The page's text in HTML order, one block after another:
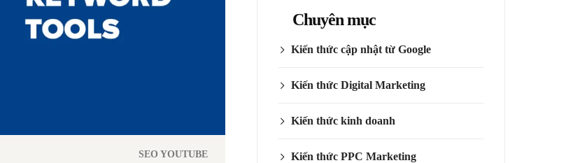
SEO YOUTUBE
Chuyên mục
Kiến thức cập nhật từ Google
Kiến thức Digital Marketing
Kiến thức kinh doanh
Kiến thức PPC Marketing